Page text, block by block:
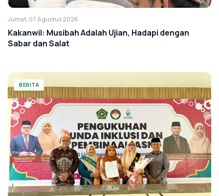
Jumat, 07 Agustus 2026
Kakanwil: Musibah Adalah Ujian, Hadapi dengan
Sabar dan Salat
BERITA